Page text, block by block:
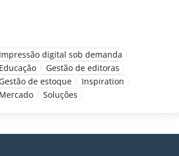
Impressão digital sob demanda
Educação
Gestão de editoras
Gestão de estoque
Inspiration
Mercado
Soluções